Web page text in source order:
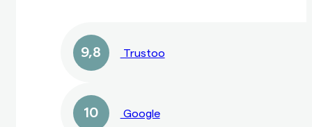
9,8 Trustoo
10 Google